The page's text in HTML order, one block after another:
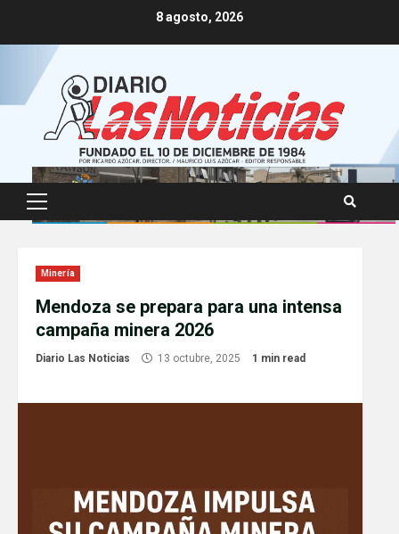
8 agosto, 2026
Primary
Menu
Minería
Mendoza se prepara para una intensa
campaña minera 2026
Diario Las Noticias 13 octubre, 2025 1 min read